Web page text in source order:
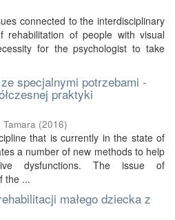
connected to the interdisciplinary
rehabilitation of people with visual
for the psychologist to take
specjalnymi potrzebami -
praktyki
Tamara (2016)
that is currently in the state of
a number of new methods to help
dysfunctions. The issue of
the ...
małego dziecka z